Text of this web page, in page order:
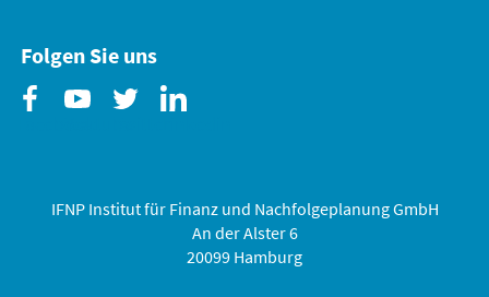
Folgen Sie uns
IFNP Institut für Finanz und Nachfolgeplanung GmbH
An der Alster 6
20099 Hamburg